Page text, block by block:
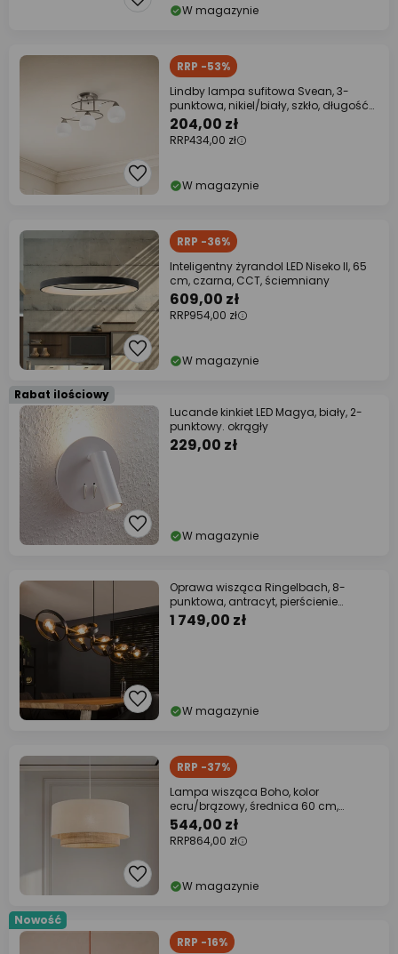
W magazynie
RRP -53%
Lindby lampa sufitowa Svean, 3-
punktowa, nikiel/biały, szkło, długość
60 cm
204,00 zł
RRP434,00 zł
W magazynie
RRP -36%
Inteligentny żyrandol LED Niseko II, 65
cm, czarna, CCT, ściemniany
609,00 zł
RRP954,00 zł
W magazynie
Rabat ilościowy
Lucande kinkiet LED Magya, biały, 2-
punktowy. okrągły
229,00 zł
W magazynie
Oprawa wisząca Ringelbach, 8-
punktowa, antracyt, pierścienie
obrotowe
1 749,00 zł
W magazynie
RRP -37%
Lampa wisząca Boho, kolor
ecru/brązowy, średnica 60 cm,
tkanina
544,00 zł
RRP864,00 zł
W magazynie
Nowość
RRP -16%